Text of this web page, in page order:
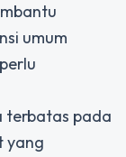
umum
terbatas pada
yang